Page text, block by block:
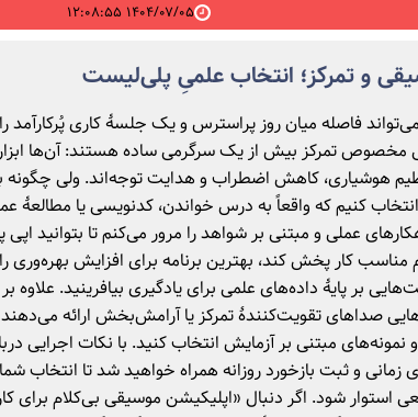
۱۴۰۴/۰۷/۰۵ ۱۲:۰۸:۵۵
و تمرکز؛ انتخاب علمیِ پلی‌لیست
فاصله میان روز پراسترس و یک جلسهٔ کاری پُرکارآمد را
تمرکز بیش از یک سرگرمی ساده هستند: آن‌ها
هوشیاری، کاهش اضطراب و هدایت توجه‌اند. ولی چگونه
انتخاب کنیم که واقعاً به درس خواندن، کدنویسی یا مطالعهٔ
عملی و مبتنی بر شواهد را مرور می‌کنم تا بتوانید اپی
کار پخش کند، بهترین برنامه برای افزایش بهره‌وری
بر پایهٔ داده‌های علمی برای یادگیری بیافرینید. علاوه
صداهای تقویت‌کنندهٔ تمرکز یا آرامش‌بخش ارائه
مبتنی بر آزمایش انتخاب کنید. با نکات اجرایی
و ثبت بازخورد روزانه همراه خواهید شد تا انتخاب
استوار شود. اگر دنبال «اپلیکیشن موسیقی بی‌کلام برای